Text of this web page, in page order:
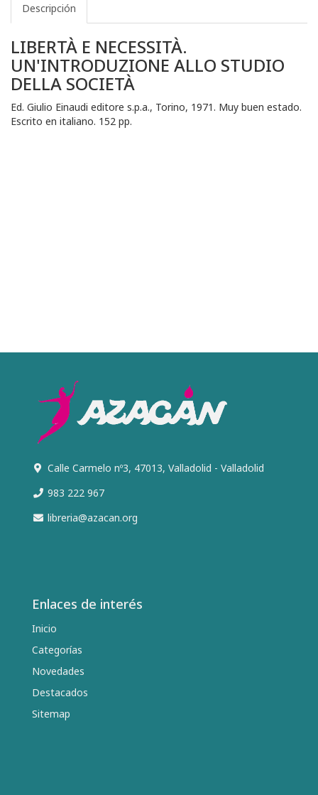
Descripción
LIBERTÀ E NECESSITÀ.
UN'INTRODUZIONE ALLO STUDIO
DELLA SOCIETÀ
Ed. Giulio Einaudi editore s.p.a., Torino, 1971. Muy buen estado.
Escrito en italiano. 152 pp.
Calle Carmelo nº3, 47013, Valladolid - Valladolid
983 222 967
libreria@azacan.org
Enlaces de interés
Inicio
Categorías
Novedades
Destacados
Sitemap